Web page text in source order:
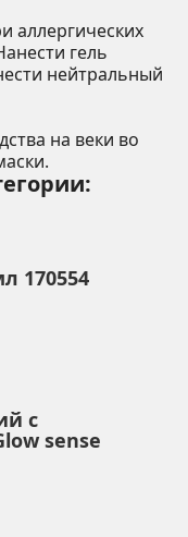
аллергических
гель
нейтральный
на веки во
170554
с
sense